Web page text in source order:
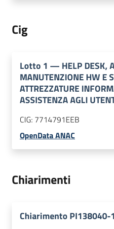
Cig
Lotto 1 — HELP DESK,
MANUTENZIONE HW E
ATTREZZATURE
ASSISTENZA AGLI
CIG: 7714791EEB
OpenData ANAC
Chiarimenti
Chiarimento PI138040-